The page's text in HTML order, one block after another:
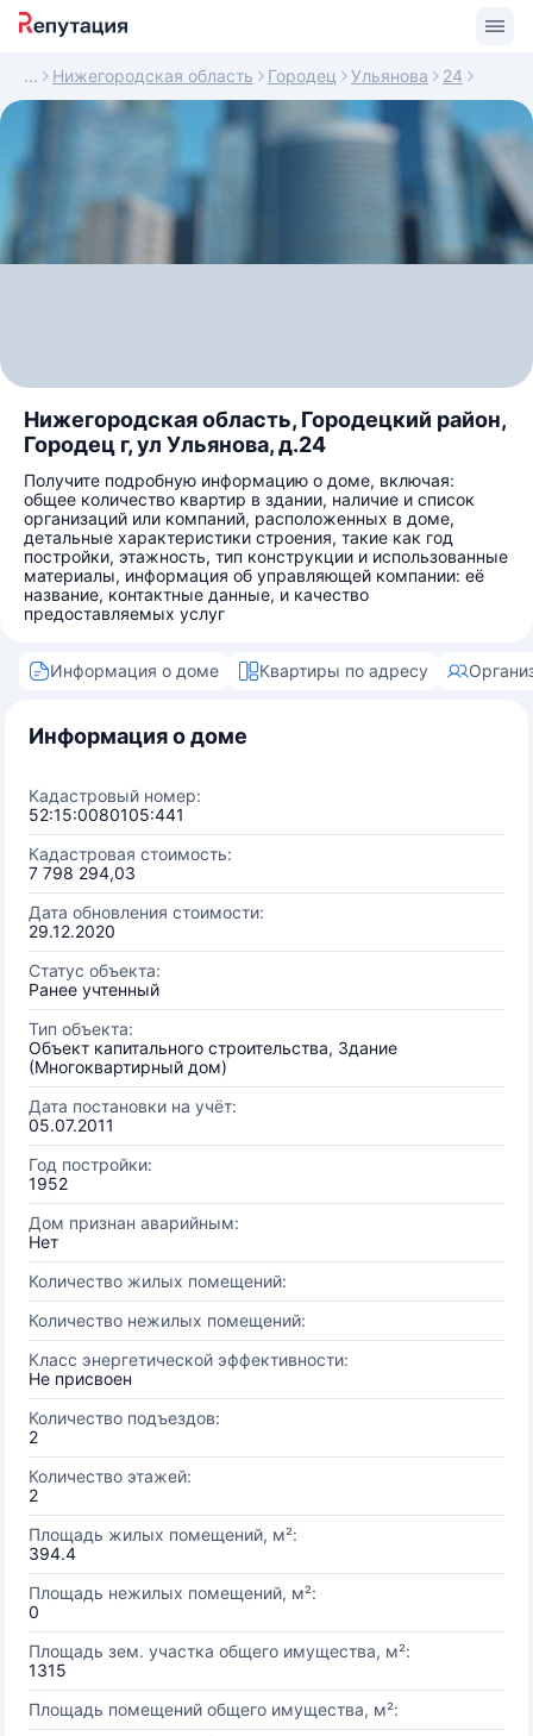
Нижегородская область Городец Ульянова 24
Нижегородская область, Городецкий район,
Городец г, ул Ульянова, д.24
Получите подробную информацию о доме, включая:
общее количество квартир в здании, наличие и список
организаций или компаний, расположенных в доме,
детальные характеристики строения, такие как год
постройки, этажность, тип конструкции и использованные
материалы, информация об управляющей компании: её
название, контактные данные, и качество
предоставляемых услуг
Информация о доме Квартиры по адресу
Информация о доме
Кадастровый номер:
52:15:0080105:441
Кадастровая стоимость:
7 798 294,03
Дата обновления стоимости:
29.12.2020
Статус объекта:
Ранее учтенный
Тип объекта:
Объект капитального строительства, Здание
(Многоквартирный дом)
Дата постановки на учёт:
05.07.2011
Год постройки:
1952
Дом признан аварийным:
Нет
Количество жилых помещений:
Количество нежилых помещений:
Класс энергетической эффективности:
Не присвоен
Количество подъездов:
2
Количество этажей:
2
Площадь жилых помещений, м²:
394.4
Площадь нежилых помещений, м²:
0
Площадь зем. участка общего имущества, м²:
1315
Площадь помещений общего имущества, м²: